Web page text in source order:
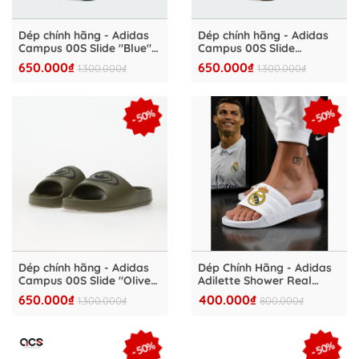
Dép chính hãng - Adidas
Campus 00S Slide "Blue" -
IH1625
650.000₫ 1.300.000₫
Dép chính hãng - Adidas
Campus 00S Slide
"Brown" - JR4772
650.000₫ 1.300.000₫
- 50%
Dép chính hãng - Adidas
Campus 00S Slide "Olive"
- KK3583
650.000₫ 1.300.000₫
- 50%
Dép Chính Hãng - Adidas
Adilette Shower Real
Madrid "Cloud White" -
JS4863
400.000₫ 800.000₫
- 50% - 50%